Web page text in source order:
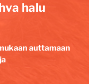
halu
auttamaan